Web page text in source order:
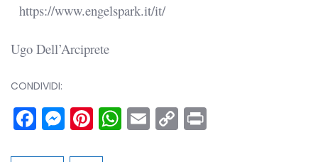
https://www.engelspark.it/it/
Ugo Dell’Arciprete
CONDIVIDI:
Facebook
Messenger
Pinterest
WhatsApp
Email
Copy